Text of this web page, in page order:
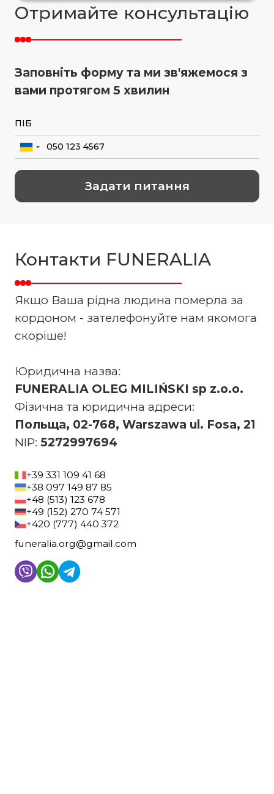
Отримайте консультацію
Заповніть форму та ми зв'яжемося з
вами протягом 5 хвилин
Контакти FUNERALIA
Якщо Ваша рідна людина померла за
кордоном - зателефонуйте нам якомога
скоріше!
Юридична назва:
FUNERALIA OLEG MILIŃSKI sp z.o.o.
Фізична та юридична адреси:
Польща, 02-768, Warszawa ul. Fosa, 21
NIP: 5272997694
+39 331 109 41 68
+38 097 149 87 85
+48 (513) 123 678
+49 (152) 270 74 571
+420 (777) 440 372
funeralia.org@gmail.com